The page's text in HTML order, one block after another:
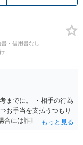
・借用書なし
までに。 ・相手の行為
お手当を支払うつもり
合には詐欺罪に該当す
３０万円を請求するこ